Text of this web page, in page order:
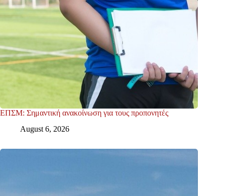
ΕΠΣΜ: Σημαντική ανακοίνωση για τους προπονητές
August 6, 2026